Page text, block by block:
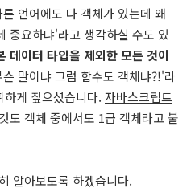
언어에도 다 객체가 있는데 왜
중요하냐'라고 생각하실 수도 있
데이터 타입을 제외한 모든 것이
말이냐 그럼 함수도 객체냐?!'라
게 짚으셨습니다. 자바스크립트
도 객체 중에서도 1급 객체라고 불
알아보도록 하겠습니다.